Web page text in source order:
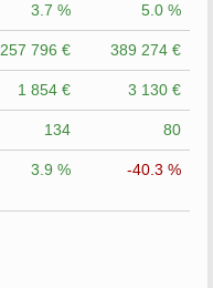
3.7 % 5.0 %
257 796 € 389 274 €
1 854 € 3 130 €
134 80
3.9 % -40.3 %